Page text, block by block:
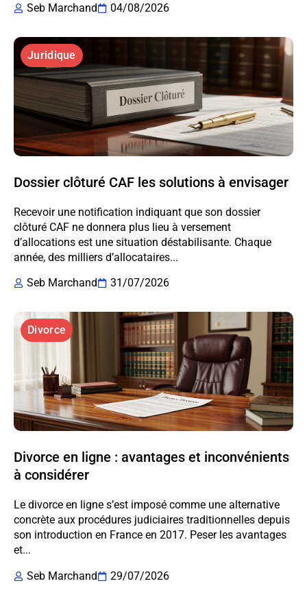
Seb Marchand 04/08/2026
Juridique
Dossier clôturé CAF les solutions à envisager
Recevoir une notification indiquant que son dossier
clôturé CAF ne donnera plus lieu à versement
d’allocations est une situation déstabilisante. Chaque
année, des milliers d’allocataires...
Seb Marchand
31/07/2026
Divorce
Divorce en ligne : avantages et inconvénients
à considérer
Le divorce en ligne s’est imposé comme une alternative
concrète aux procédures judiciaires traditionnelles depuis
son introduction en France en 2017. Peser les avantages
et...
Seb Marchand
29/07/2026